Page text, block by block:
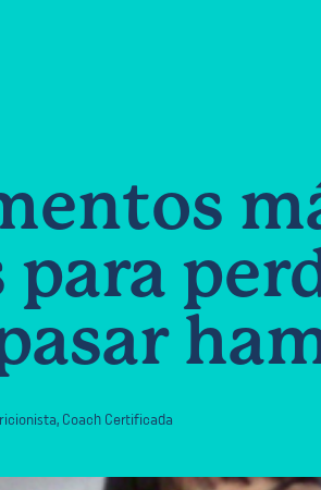
Coach Certificada